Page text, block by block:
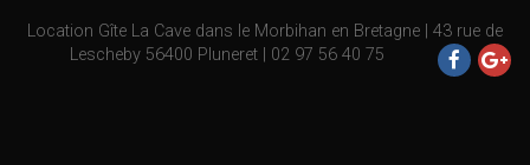
Location Gîte La Cave dans le Morbihan en Bretagne | 43 rue de
Lescheby 56400 Pluneret | 02 97 56 40 75